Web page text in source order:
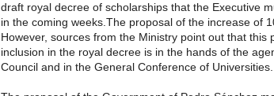
draft royal decree of scholarships that the Executive
in the coming weeks.The proposal of the increase of
However, sources from the Ministry point out that this
inclusion in the royal decree is in the hands of the
Council and in the General Conference of Universities.